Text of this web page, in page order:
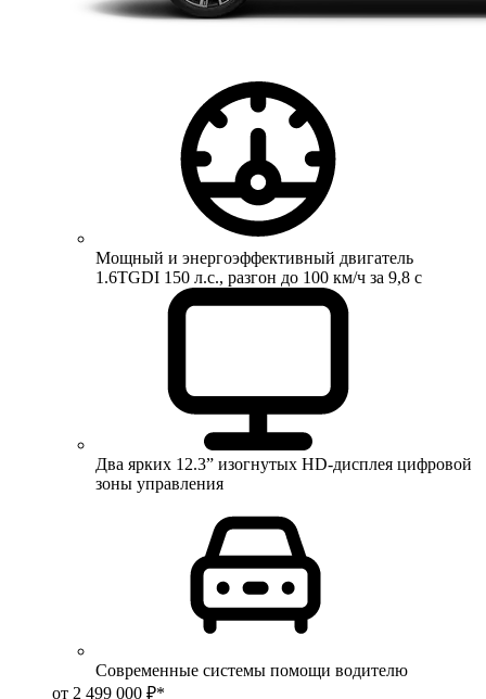
Мощный и энергоэффективный двигатель
1.6TGDI 150 л.с., разгон до 100 км/ч за 9,8 с
Два ярких 12.3” изогнутых HD-дисплея цифровой
зоны управления
Современные системы помощи водителю
от 2 499 000 ₽*